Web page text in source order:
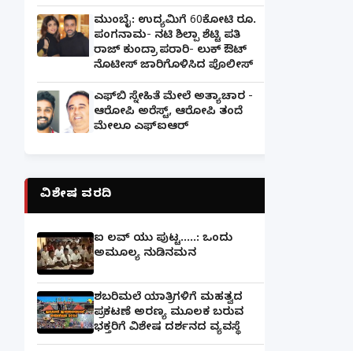
ಮುಂಬೈ: ಉದ್ಯಮಿಗೆ 60ಕೋಟಿ ರೂ.
ಪಂಗನಾಮ- ನಟಿ ಶಿಲ್ಪಾ ಶೆಟ್ಟಿ ಪತಿ
ರಾಜ್ ಕುಂದ್ರಾ ಪರಾರಿ- ಲುಕ್ ಔಟ್
ನೊಟೀಸ್ ಜಾರಿಗೊಳಿಸಿದ ಪೊಲೀಸ್
ಎಫ್‌ಬಿ ಸ್ನೇಹಿತೆ ಮೇಲೆ ಅತ್ಯಾಚಾರ -
ಆರೋಪಿ ಅರೆಸ್ಟ್, ಆರೋಪಿ ತಂದೆ
ಮೇಲೂ ಎಫ್ಐಆರ್
ವಿಶೇಷ ವರದಿ
ಐ ಲವ್ ಯು ಪುಟ್ಟ.....: ಒಂದು
ಅಮೂಲ್ಯ ನುಡಿನಮನ
ಶಬರಿಮಲೆ ಯಾತ್ರಿಗಳಿಗೆ ಮಹತ್ವದ
ಪ್ರಕಟಣೆ ಅರಣ್ಯ ಮೂಲಕ ಬರುವ
ಭಕ್ತರಿಗೆ ವಿಶೇಷ ದರ್ಶನದ ವ್ಯವಸ್ಥೆ